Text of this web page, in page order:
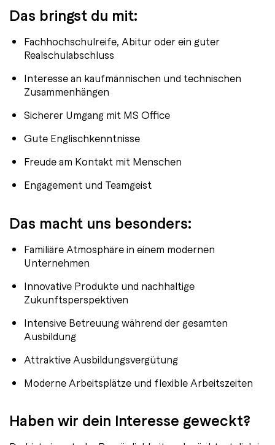
Das bringst du mit:
Fachhochschulreife, Abitur oder ein guter
Realschulabschluss
Interesse an kaufmännischen und technischen
Zusammenhängen
Sicherer Umgang mit MS Office
Gute Englischkenntnisse
Freude am Kontakt mit Menschen
Engagement und Teamgeist
Das macht uns besonders:
Familiäre Atmosphäre in einem modernen
Unternehmen
Innovative Produkte und nachhaltige
Zukunftsperspektiven
Intensive Betreuung während der gesamten
Ausbildung
Attraktive Ausbildungsvergütung
Moderne Arbeitsplätze und flexible Arbeitszeiten
Haben wir dein Interesse geweckt?